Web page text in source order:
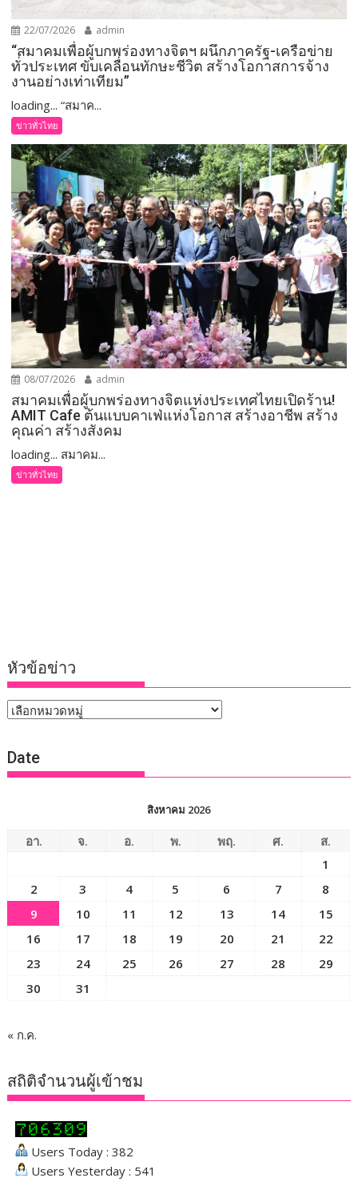
22/07/2026 admin
“สมาคมเพื่อผู้บกพร่องทางจิตฯ ผนึกภาครัฐ-เครือข่าย
ทั่วประเทศ ขับเคลื่อนทักษะชีวิต สร้างโอกาสการจ้าง
งานอย่างเท่าเทียม”
loading... “สมาค...
ข่าวทั่วไทย
08/07/2026 admin
สมาคมเพื่อผู้บกพร่องทางจิตแห่งประเทศไทยเปิดร้าน!
AMIT Cafe ต้นแบบคาเฟ่แห่งโอกาส สร้างอาชีพ สร้าง
คุณค่า สร้างสังคม
loading... สมาคม...
ข่าวทั่วไทย
หัวข้อข่าว
หัวข้อ
Date
สิงหาคม 2026
อา. จ. อ. พ. พฤ. ศ.
ส.
1
2
3 4 5 6 7
8
9
10 11 12 13 14
15
16
17 18 19 20 21
22
23
24 25 26 27 28
29
30
31
« ก.ค.
สถิติจำนวนผู้เข้าชม
Users Today : 382
Users Yesterday : 541